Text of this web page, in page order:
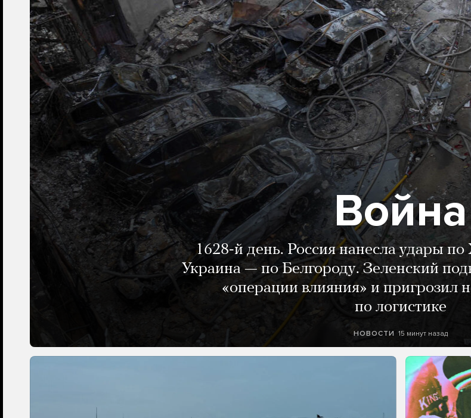
Война
1628-й день. Россия нанесла удары
Украина — по Белгороду. Зеленский
«операции влияния» и пригрозил
по логистике
НОВОСТИ 15 минут назад